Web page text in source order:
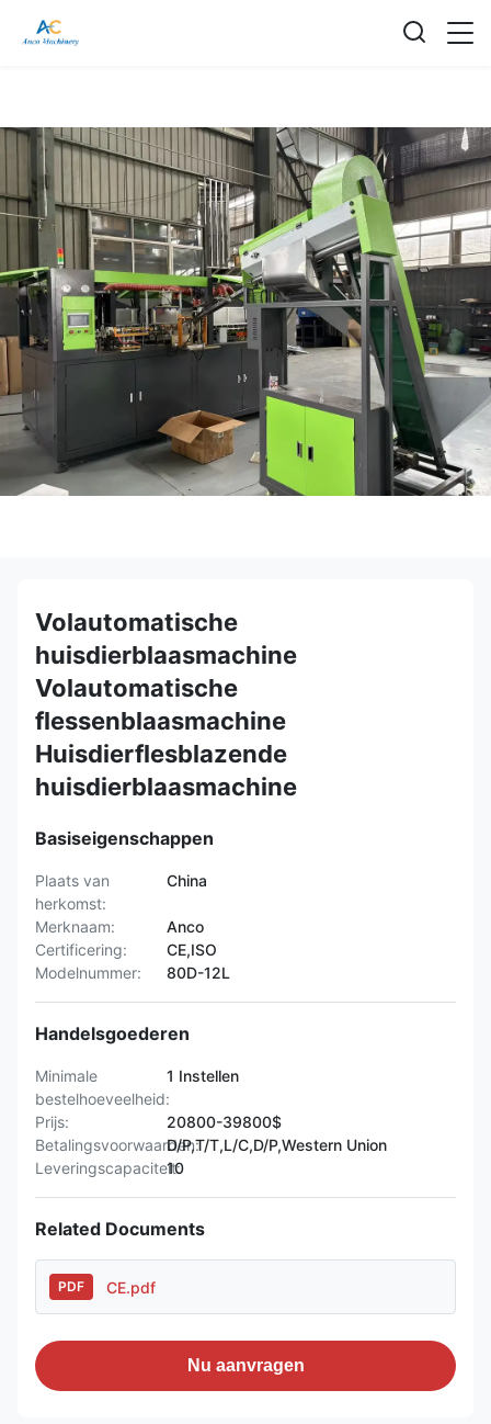
Volautomatische
huisdierblaasmachine
Volautomatische
flessenblaasmachine
Huisdierflesblazende
huisdierblaasmachine
Basiseigenschappen
Plaats van
herkomst:
China
Merknaam:
Anco
Certificering:
CE,ISO
Modelnummer:
80D-12L
Handelsgoederen
Minimale
bestelhoeveelheid:
1 Instellen
Prijs:
20800-39800$
Betalingsvoorwaarden:D/P,T/T,L/C,D/P,Western Union
Leveringscapaciteit:
10
Related Documents
PDF CE.pdf
Nu aanvragen